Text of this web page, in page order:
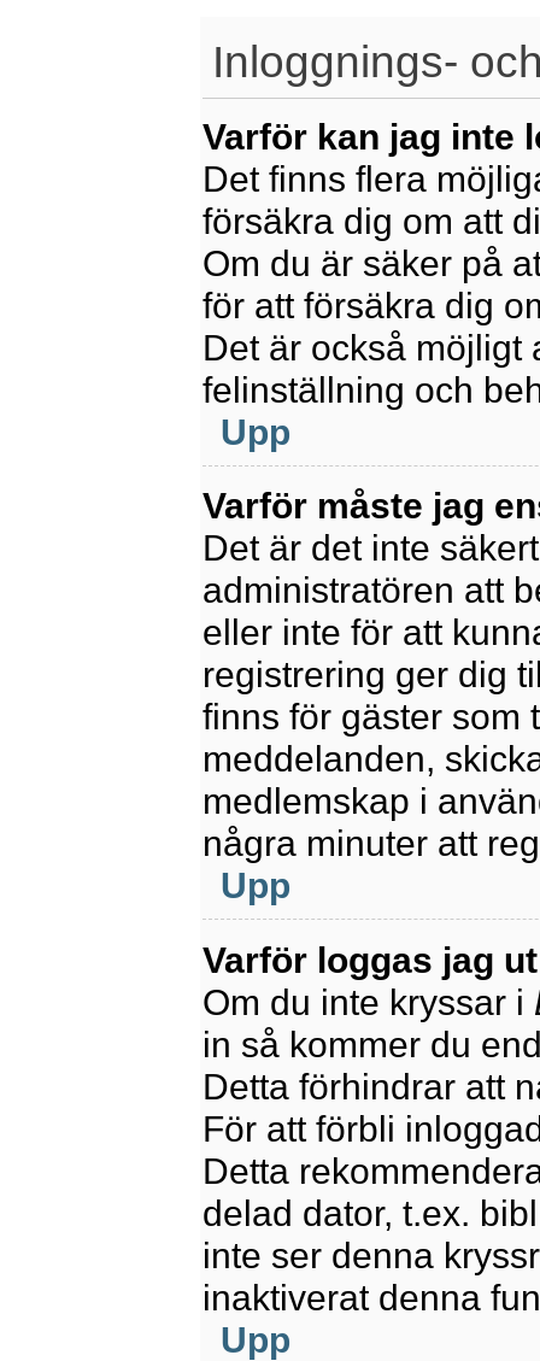
Inloggnings-
Varför kan jag inte
Det finns flera
försäkra dig om att
Om du är säker på
för att försäkra dig
Det är också möjligt
felinställning och
Upp
Varför måste jag
Det är det inte
administratören att
eller inte för att
registrering ger dig
finns för gäster som
meddelanden,
medlemskap i
några minuter att
Upp
Varför loggas jag
Om du inte kryssar i
in så kommer du
Detta förhindrar att
För att förbli
Detta
delad dator, t.ex.
inte ser denna
inaktiverat denna
Upp